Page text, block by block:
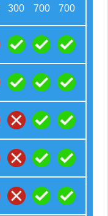
300 700 700